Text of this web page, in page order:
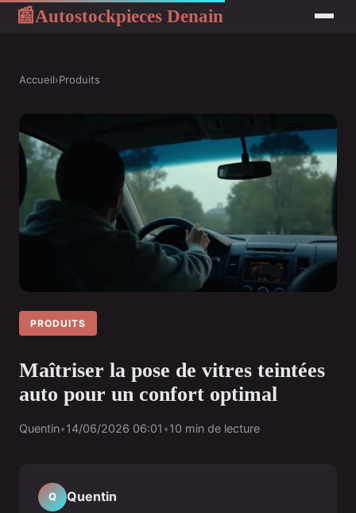
📰Autostockpieces Denain
Accueil›Produits
PRODUITS
Maîtriser la pose de vitres teintées
auto pour un confort optimal
Quentin•14/06/2026 06:01 •10 min de lecture
Q Quentin